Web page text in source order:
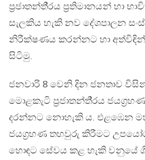
ප‍්‍රජාතන්තී‍්‍රය ප‍්‍රතිමානයන් හා
සැලකිය හැකි නව දේශපාලන
නිරීක්ෂණය කරන්නට හා
සිටිමු.
ජනවාරි 8 වෙනි දින ජනතාව
මොළකැටි ප‍්‍රජාතන්තී‍්‍රය
දරන්නට නොහැකි ය. එළඹෙන
ජයග‍්‍රහණ තහවුරු කිරීමට
හොඳට සේවය කළ හැකි වනුයේ